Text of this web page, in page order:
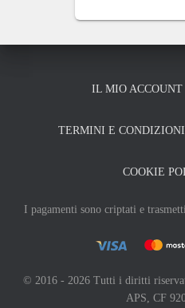
IL MIO ACCOUNT
TERMINI E CONDIZIONI
COOKIE
I pagamenti sono criptati e
© 2016 - 2026 Tutti i diritti
APS, CF